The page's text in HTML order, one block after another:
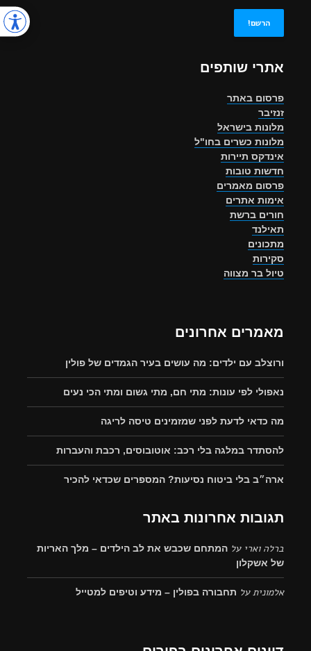
אתרי שותפים
פרסום באתר
זנזיבר
מלונות בישראל
מלונות כשרים בחו"ל
אינדקס תיירות
חדשות טובות
פרסום מאמרים
אימות אתרים
חורים ברשת
תאילנד
מתכונים
סקירות
טיול בר מצווה
מאמרים אחרונים
ורוצלב עם ילדים: מה עושים בעיר הגמדים של פולין
נאפולי לפי עונות: מתי חם, מתי גשום ומתי הכי נעים
מה כדאי לדעת לפני שמזמינים טיסה לריגה
להסתדר במלגה בלי רכב: אוטובוסים, רכבת והעברות
ארה״ב בלי ביטוח נסיעות? המספרים שכדאי להכיר
תגובות אחרונות באתר
ברלה וארי על המתחם שכבש את לב הילדים – מלך האריות
של אשקלון
אלמוניתעל תחבורה בפולין – מידע וטיפים למטייל